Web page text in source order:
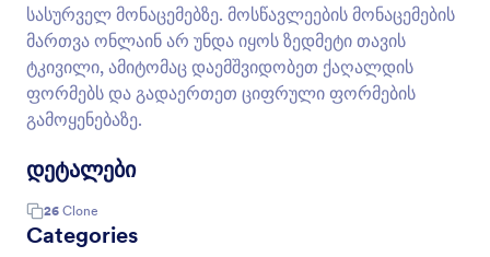
სასურველ მონაცემებზე. მოსწავლეების მონაცემების
მართვა ონლაინ არ უნდა იყოს ზედმეტი თავის
ტკივილი, ამიტომაც დაემშვიდობეთ ქაღალდის
ფორმებს და გადაერთეთ ციფრული ფორმების
გამოყენებაზე.
დეტალები
26 Clone
Categories